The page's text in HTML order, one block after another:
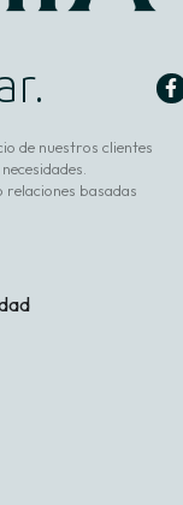
de nuestros clientes
basadas